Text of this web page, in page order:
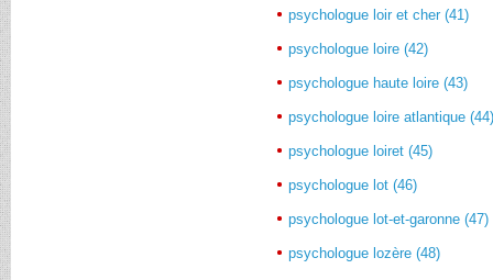
psychologue loir et cher (41)
psychologue loire (42)
psychologue haute loire (43)
psychologue loire atlantique
psychologue loiret (45)
psychologue lot (46)
psychologue lot-et-garonne (47)
psychologue lozère (48)